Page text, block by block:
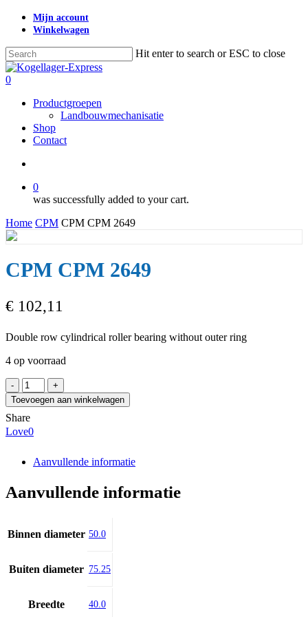
Skip
content
Mijn account
Winkelwagen
Hit enter to search or ESC to close
Close
Search
search
0
Productgroepen
Landbouwmechanisatie
Shop
Contact
0
was successfully added to your cart.
Home CPM CPM CPM 2649
CPM CPM 2649
€ 102,11
Double row cylindrical roller bearing without outer ring
4 op voorraad
CPM
CPM
2649
aantal
Toevoegen aan winkelwagen
Share
Love0
Aanvullende informatie
Aanvullende informatie
Binnen diameter 50.0
Buiten diameter 75.25
Breedte 40.0